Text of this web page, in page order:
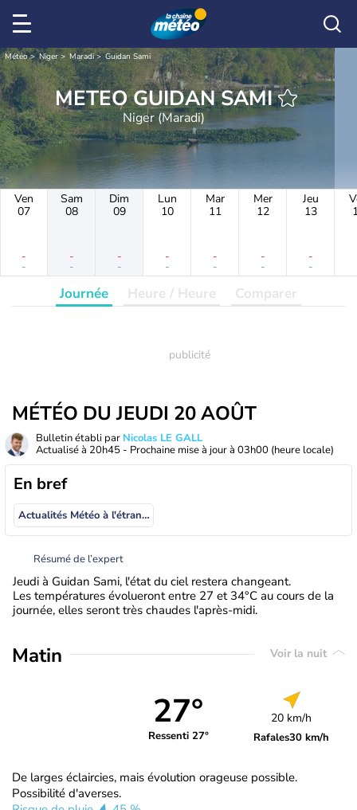
Météo Niger Maradi Guidan Sami
METEO GUIDAN SAMI
Niger (Maradi)
Ven
07
-
-
Sam
08
-
-
Dim
09
-
-
Lun
10
-
-
Mar
11
-
-
Mer
12
-
-
Jeu
13
-
-
Journée Heure / Heure Comparer
MÉTÉO DU JEUDI 20 AOÛT
Bulletin établi par Nicolas LE GALL
Actualisé à 20h45 - Prochaine mise à jour à 03h00 (heure locale)
En bref
Actualités Météo à l'étranger
Résumé de l’expert
Jeudi à Guidan Sami, l'état du ciel restera changeant.
Les températures évolueront entre 27 et 34°C au cours de la
journée, elles seront très chaudes l'après-midi.
Matin Voir la nuit
27°
Ressenti 27°
20 km/h
Rafales30 km/h
De larges éclaircies, mais évolution orageuse possible.
Possibilité d'averses.